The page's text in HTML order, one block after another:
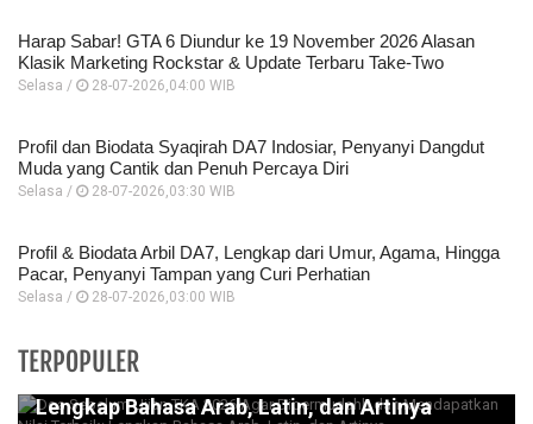
Harap Sabar! GTA 6 Diundur ke 19 November 2026 Alasan
Klasik Marketing Rockstar & Update Terbaru Take-Two
Selasa / 28-07-2026,04:00 WIB
Profil dan Biodata Syaqirah DA7 Indosiar, Penyanyi Dangdut
Muda yang Cantik dan Penuh Percaya Diri
Selasa / 28-07-2026,03:30 WIB
Profil & Biodata Arbil DA7, Lengkap dari Umur, Agama, Hingga
Pacar, Penyanyi Tampan yang Curi Perhatian
Selasa / 28-07-2026,03:00 WIB
TERPOPULER
Doa Sebelum Ujian TKA 2026 Agar
Dipermudahh dan Mendapatkan Nilai Terbaik:
Lengkap Bahasa Arab, Latin, dan Artinya